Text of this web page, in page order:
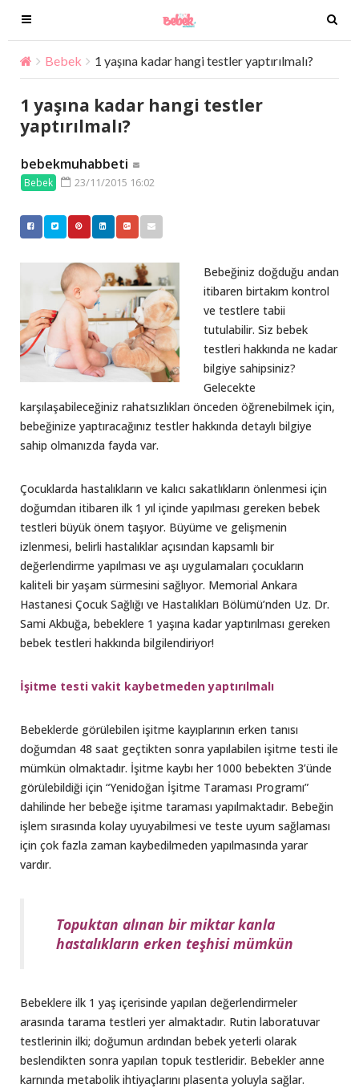
T
o
g
g
e
n
v
i
g
T
o
g
i
o
Bebek 1 yaşına kadar hangi testler yaptırılmalı?
1 yaşına kadar hangi testler
yaptırılmalı?
bebekmuhabbeti
Bebek 23/11/2015 16:02
Bebeğiniz doğduğu andan
itibaren birtakım kontrol
ve testlere tabii
tutulabilir. Siz bebek
testleri hakkında ne kadar
bilgiye sahipsiniz?
Gelecekte
karşılaşabileceğiniz rahatsızlıkları önceden öğrenebilmek için,
bebeğinize yaptıracağınız testler hakkında detaylı bilgiye
sahip olmanızda fayda var.
Çocuklarda hastalıkların ve kalıcı sakatlıkların önlenmesi için
doğumdan itibaren ilk 1 yıl içinde yapılması gereken bebek
testleri büyük önem taşıyor. Büyüme ve gelişmenin
izlenmesi, belirli hastalıklar açısından kapsamlı bir
değerlendirme yapılması ve aşı uygulamaları çocukların
kaliteli bir yaşam sürmesini sağlıyor. Memorial Ankara
Hastanesi Çocuk Sağlığı ve Hastalıkları Bölümü’nden Uz. Dr.
Sami Akbuğa, bebeklere 1 yaşına kadar yaptırılması gereken
bebek testleri hakkında bilgilendiriyor!
İşitme testi vakit kaybetmeden yaptırılmalı
Bebeklerde görülebilen işitme kayıplarının erken tanısı
doğumdan 48 saat geçtikten sonra yapılabilen işitme testi ile
mümkün olmaktadır. İşitme kaybı her 1000 bebekten 3’ünde
görülebildiği için “Yenidoğan İşitme Taraması Programı”
dahilinde her bebeğe işitme taraması yapılmaktadır. Bebeğin
işlem sırasında kolay uyuyabilmesi ve teste uyum sağlaması
için çok fazla zaman kaybedilmeden yapılmasında yarar
vardır.
Topuktan alınan bir miktar kanla
hastalıkların erken teşhisi mümkün
Bebeklere ilk 1 yaş içerisinde yapılan değerlendirmeler
arasında tarama testleri yer almaktadır. Rutin laboratuvar
testlerinin ilki; doğumun ardından bebek yeterli olarak
beslendikten sonra yapılan topuk testleridir. Bebekler anne
karnında metabolik ihtiyaçlarını plasenta yoluyla sağlar.